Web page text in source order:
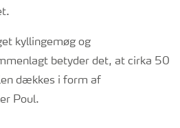
kyllingemøg og
betyder det, at cirka 50
dækkes i form af
Poul.